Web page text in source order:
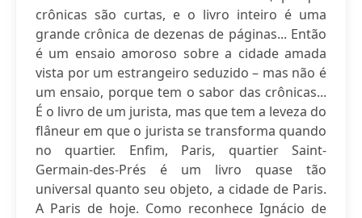
crônicas são curtas, e o livro inteiro é uma
grande crônica de dezenas de páginas... Então
é um ensaio amoroso sobre a cidade amada
vista por um estrangeiro seduzido – mas não é
um ensaio, porque tem o sabor das crônicas...
É o livro de um jurista, mas que tem a leveza do
flâneur em que o jurista se transforma quando
no quartier. Enfim, Paris, quartier Saint-
Germain-des-Prés é um livro quase tão
universal quanto seu objeto, a cidade de Paris.
A Paris de hoje. Como reconhece Ignácio de